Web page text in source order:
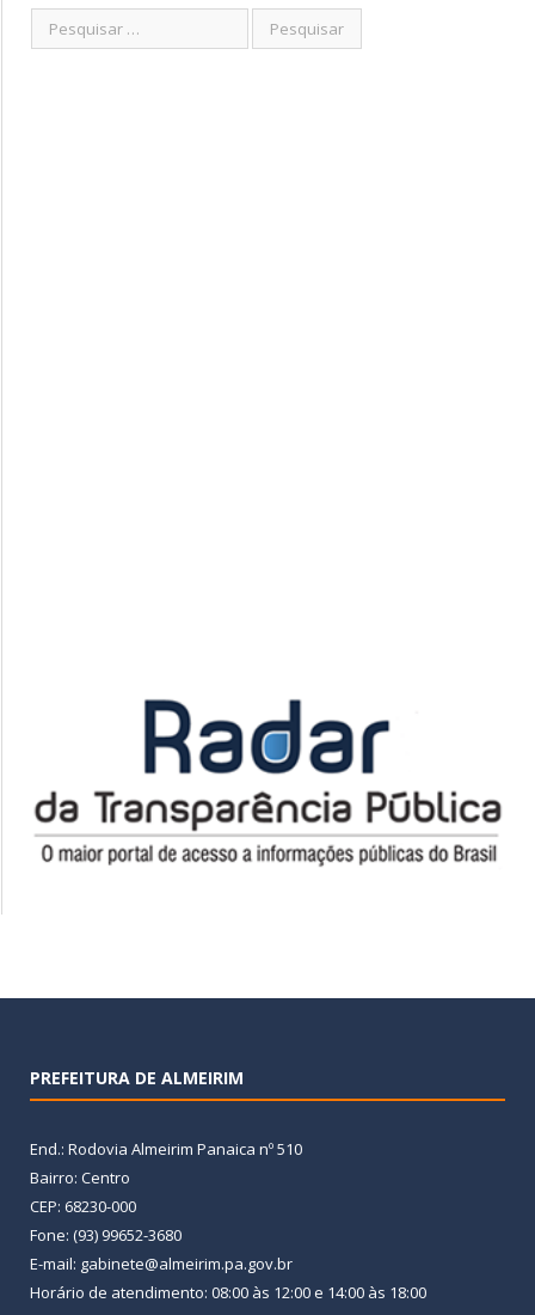
PREFEITURA DE ALMEIRIM
End.: Rodovia Almeirim Panaica nº 510
Bairro: Centro
CEP: 68230-000
Fone: (93) 99652-3680
E-mail: gabinete@almeirim.pa.gov.br
Horário de atendimento: 08:00 às 12:00 e 14:00 às 18:00